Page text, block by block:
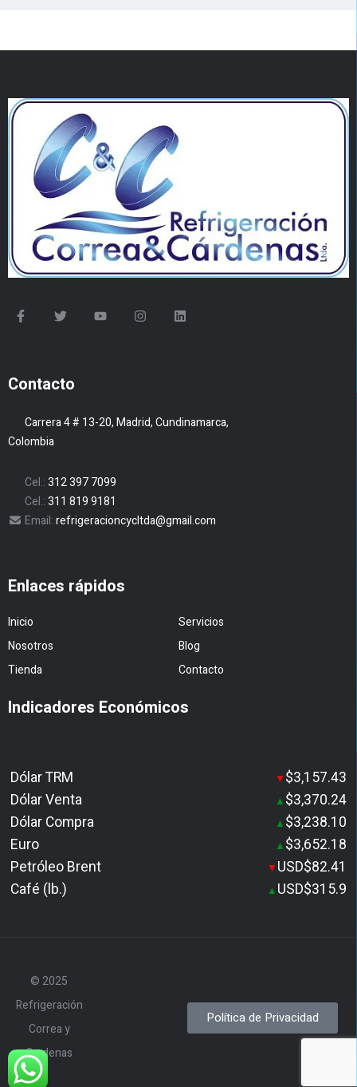
Contacto
Carrera 4 # 13-20, Madrid, Cundinamarca,
Colombia
Cel.:312 397 7099
Cel.:311 819 9181
Email:refrigeracioncycltda@gmail.com
Enlaces rápidos
Inicio
Servicios
Nosotros
Blog
Tienda
Contacto
Indicadores Económicos
Dólar TRM ▼ $3,157.43
Dólar Venta
▲ $3,370.24
Dólar Compra
▲ $3,238.10
Euro
▲ $3,652.18
Petróleo Brent
▼ USD$82.41
Café (lb.)
▲ USD$315.9
© 2025
Refrigeración
Correa y
Cardenas
Política de Privacidad